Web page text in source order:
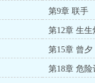
第9章 联手
第12章 生生
第15章 曾夕
第18章 危险